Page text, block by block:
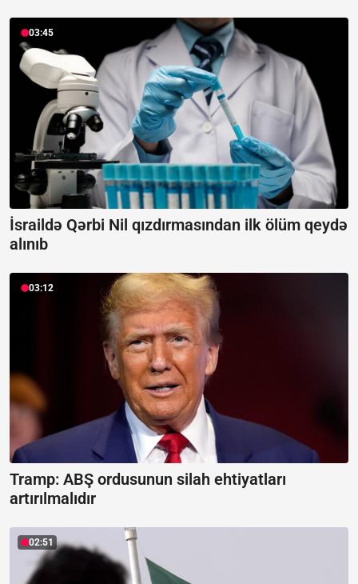
03:45
İsraildə Qərbi Nil qızdırmasından ilk ölüm qeydə
alınıb
03:12
Tramp: ABŞ ordusunun silah ehtiyatları
artırılmalıdır
02:51